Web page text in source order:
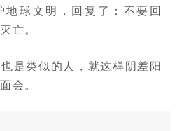
地球文明，回复了：不要回
亡。
是类似的人，就这样阴差阳
会。